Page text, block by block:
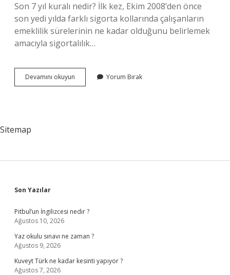
Son 7 yıl kuralı nedir? İlk kez, Ekim 2008’den önce
son yedi yılda farklı sigorta kollarında çalışanların
emeklilik sürelerinin ne kadar olduğunu belirlemek
amacıyla sigortalılık…
Devamını okuyun
Birleştirme
Yorum Bırak
Sitemap
Sidebar
Son Yazılar
Pitbul’un İngilizcesi nedir ?
Ağustos 10, 2026
Yaz okulu sınavı ne zaman ?
Ağustos 9, 2026
Kuveyt Türk ne kadar kesinti yapıyor ?
Ağustos 7, 2026